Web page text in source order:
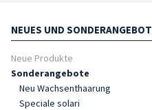
NEUES UND
Neue Produkte
Sonderangebote
Neu Wachsenthaarung
Speciale solari